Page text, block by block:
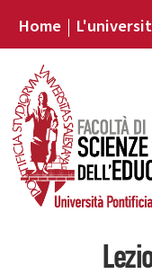
Home